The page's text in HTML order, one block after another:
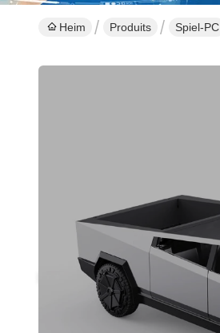
Heim Produits Spiel-PC